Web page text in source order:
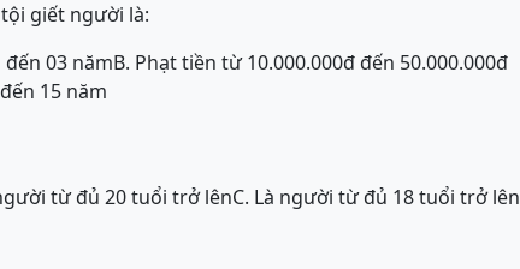
giết người là:
03 nămB. Phạt tiền từ 10.000.000đ đến 50.000.000đ
15 năm
từ đủ 20 tuổi trở lênC. Là người từ đủ 18 tuổi trở lên